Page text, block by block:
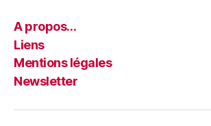
A propos…
Liens
Mentions légales
Newsletter